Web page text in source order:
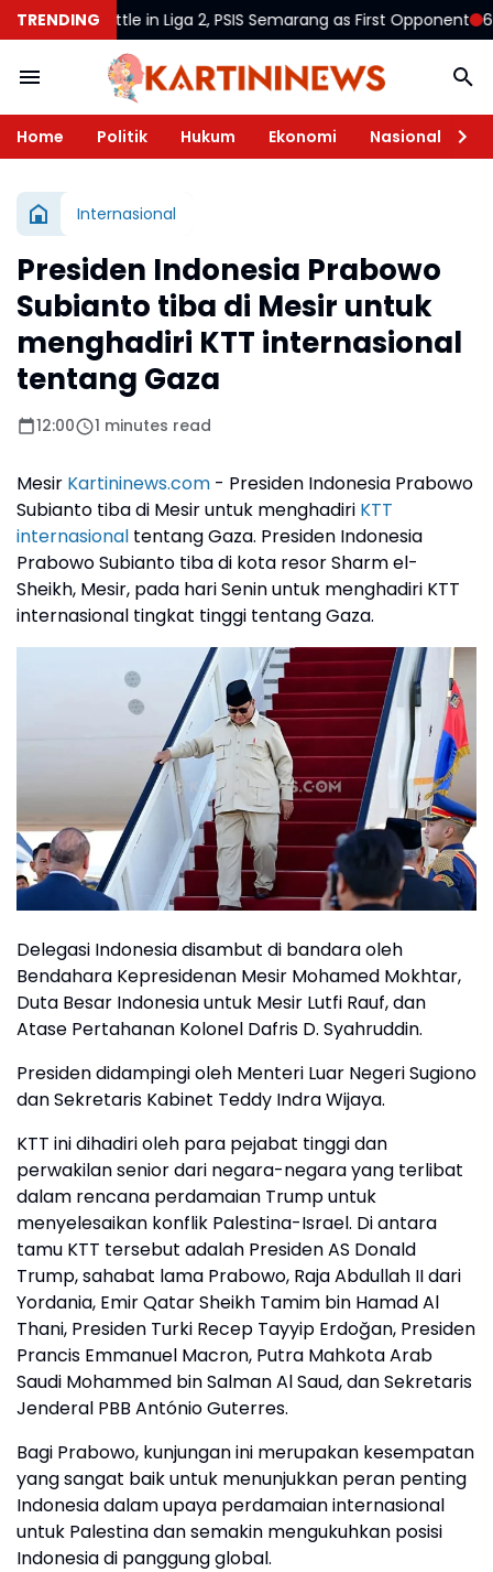
TRENDING
for Battle in Liga 2, PSIS Semarang as First Opponent 600
Home Politik Hukum Ekonomi Nasional
Internasional
Presiden Indonesia Prabowo
Subianto tiba di Mesir untuk
menghadiri KTT internasional
tentang Gaza
12:00 1 minutes read
Mesir Kartininews.com - Presiden Indonesia Prabowo
Subianto tiba di Mesir untuk menghadiri KTT
internasional tentang Gaza. Presiden Indonesia
Prabowo Subianto tiba di kota resor Sharm el-
Sheikh, Mesir, pada hari Senin untuk menghadiri KTT
internasional tingkat tinggi tentang Gaza.
Delegasi Indonesia disambut di bandara oleh
Bendahara Kepresidenan Mesir Mohamed Mokhtar,
Duta Besar Indonesia untuk Mesir Lutfi Rauf, dan
Atase Pertahanan Kolonel Dafris D. Syahruddin.
Presiden didampingi oleh Menteri Luar Negeri Sugiono
dan Sekretaris Kabinet Teddy Indra Wijaya.
KTT ini dihadiri oleh para pejabat tinggi dan
perwakilan senior dari negara-negara yang terlibat
dalam rencana perdamaian Trump untuk
menyelesaikan konflik Palestina-Israel. Di antara
tamu KTT tersebut adalah Presiden AS Donald
Trump, sahabat lama Prabowo, Raja Abdullah II dari
Yordania, Emir Qatar Sheikh Tamim bin Hamad Al
Thani, Presiden Turki Recep Tayyip Erdoğan, Presiden
Prancis Emmanuel Macron, Putra Mahkota Arab
Saudi Mohammed bin Salman Al Saud, dan Sekretaris
Jenderal PBB António Guterres.
Bagi Prabowo, kunjungan ini merupakan kesempatan
yang sangat baik untuk menunjukkan peran penting
Indonesia dalam upaya perdamaian internasional
untuk Palestina dan semakin mengukuhkan posisi
Indonesia di panggung global.